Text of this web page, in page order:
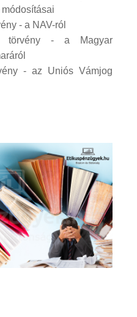
- a NAV-ról
törvény - a Magyar
- az Uniós Vámjog